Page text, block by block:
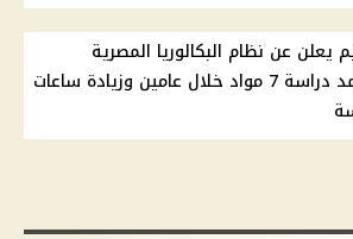
يعلن عن نظام البكالوريا المصرية
ويعتمد دراسة 7 مواد خلال عامين وزيادة ساعات